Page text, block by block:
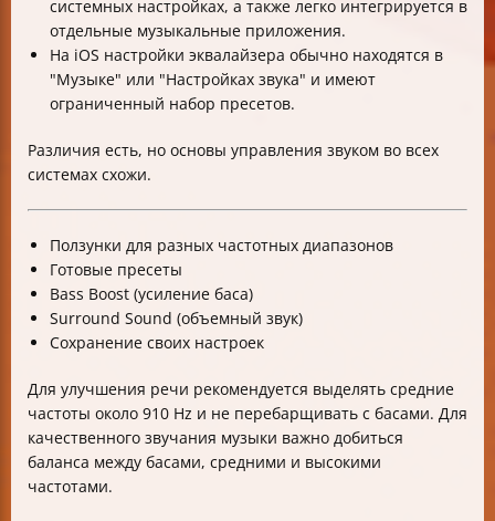
системных настройках, а также легко интегрируется в
отдельные музыкальные приложения.
На iOS настройки эквалайзера обычно находятся в
"Музыке" или "Настройках звука" и имеют
ограниченный набор пресетов.
Различия есть, но основы управления звуком во всех
системах схожи.
Ползунки для разных частотных диапазонов
Готовые пресеты
Bass Boost (усиление баса)
Surround Sound (объемный звук)
Сохранение своих настроек
Для улучшения речи рекомендуется выделять средние
частоты около 910 Hz и не перебарщивать с басами. Для
качественного звучания музыки важно добиться
баланса между басами, средними и высокими
частотами.